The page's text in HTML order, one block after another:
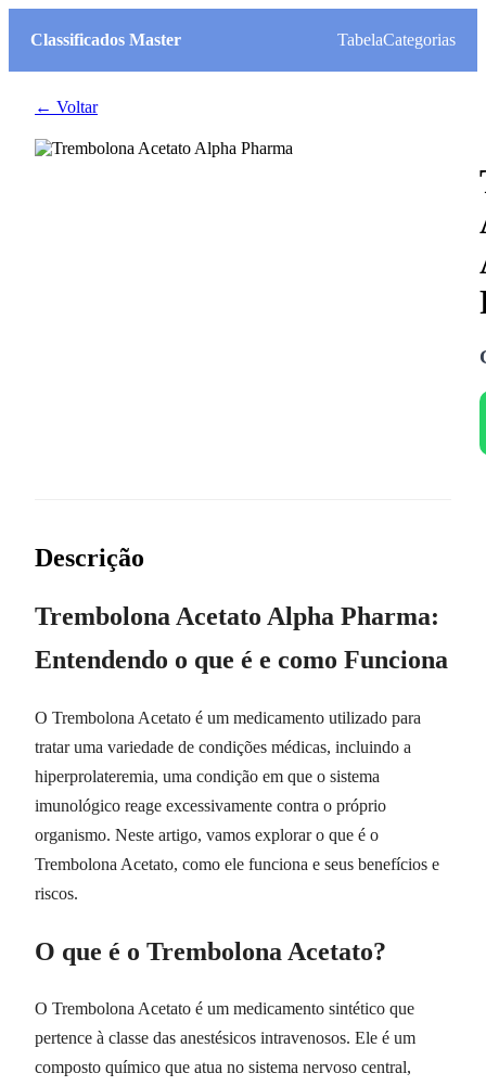
Classificados Master TabelaCategorias
← Voltar
Descrição
Trembolona Acetato Alpha Pharma:
Entendendo o que é e como Funciona
O Trembolona Acetato é um medicamento utilizado para
tratar uma variedade de condições médicas, incluindo a
hiperprolateremia, uma condição em que o sistema
imunológico reage excessivamente contra o próprio
organismo. Neste artigo, vamos explorar o que é o
Trembolona Acetato, como ele funciona e seus benefícios e
riscos.
O que é o Trembolona Acetato?
O Trembolona Acetato é um medicamento sintético que
pertence à classe das anestésicos intravenosos. Ele é um
composto químico que atua no sistema nervoso central,